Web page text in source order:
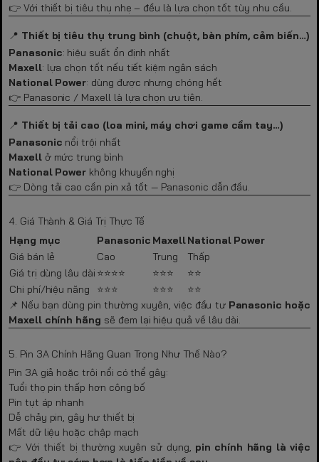
👉 Với thiết bị tiêu thụ nhẹ – đều là lựa chọn tốt tùy nhu cầu.
📍 Thiết bị tiêu thụ trung bình (chuột, bàn phím, cảm biến…)
Panasonic: hiệu suất ổn định nhất
Maxell: lựa chọn tốt nếu tiết kiệm ngân sách
National Power: dùng được nhưng chóng hết
👉 Panasonic / Maxell là lựa chọn ưu tiên.
📍 Thiết bị tải cao (loa mini, máy chơi game cầm tay…)
Panasonic nổi trội nhất
Maxellở mức trung bình
National Power không khuyến nghị
👉 Dòng tải cao cần pin xả tốt — Panasonic dẫn đầu.
4. Giá Thành & Giá Trị Thực Tế
Hạng mục
Panasonic MaxellNational Power
Giá bán lẻ
Cao Trung
Thấp
Giá trị dùng lâu dài ⭐⭐⭐⭐ ⭐⭐⭐
⭐⭐
Chi phí/hiệu năng
⭐⭐⭐ ⭐⭐⭐
⭐⭐
📌 Nếu bạn dùng pin thường xuyên, việc đầu tư Panasonic hoặc
Maxell chính hãng sẽ đem lại hiệu quả về lâu dài.
5. Pin 3A Chính Hãng Quan Trọng Như Thế Nào?
Pin 3A giả hoặc trôi nổi có thể gây:
Tuổi thọ pin thấp hơn công bố
Pin tụt áp nhanh
Dễ chảy pin, gây hư thiết bị
Mất dữ liệu hoặc chập mạch
👉 Với thiết bị thường xuyên sử dụng, pin chính hãng là việc